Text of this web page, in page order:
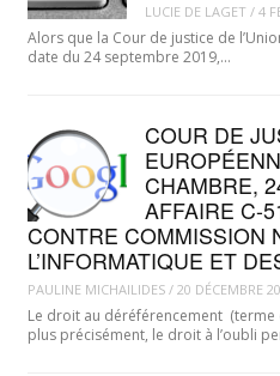
LUCIE DE LAGET / 4
Alors que la Cour de justice de
date du 24 septembre 2019,…
COUR DE
CHAMBRE,
AFFAIRE C-
CONTRE COMMISSION
L’INFORMATIQUE ET
PAULINE MICHAILIDES/ 20 DÉCEMBRE
Le droit au déréférencement (terme
plus précisément, le droit à l’oubli